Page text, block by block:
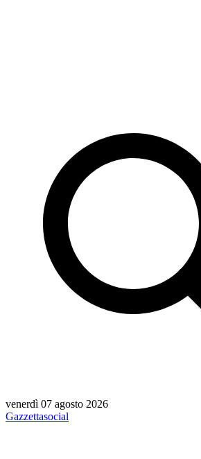
venerdì 07 agosto 2026
Gazzettasocial